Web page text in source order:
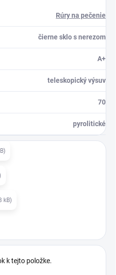
Rúry na pečenie
čierne sklo s nerezom
A+
teleskopický výsuv
70
pyrolitické
kB)
k tejto položke.